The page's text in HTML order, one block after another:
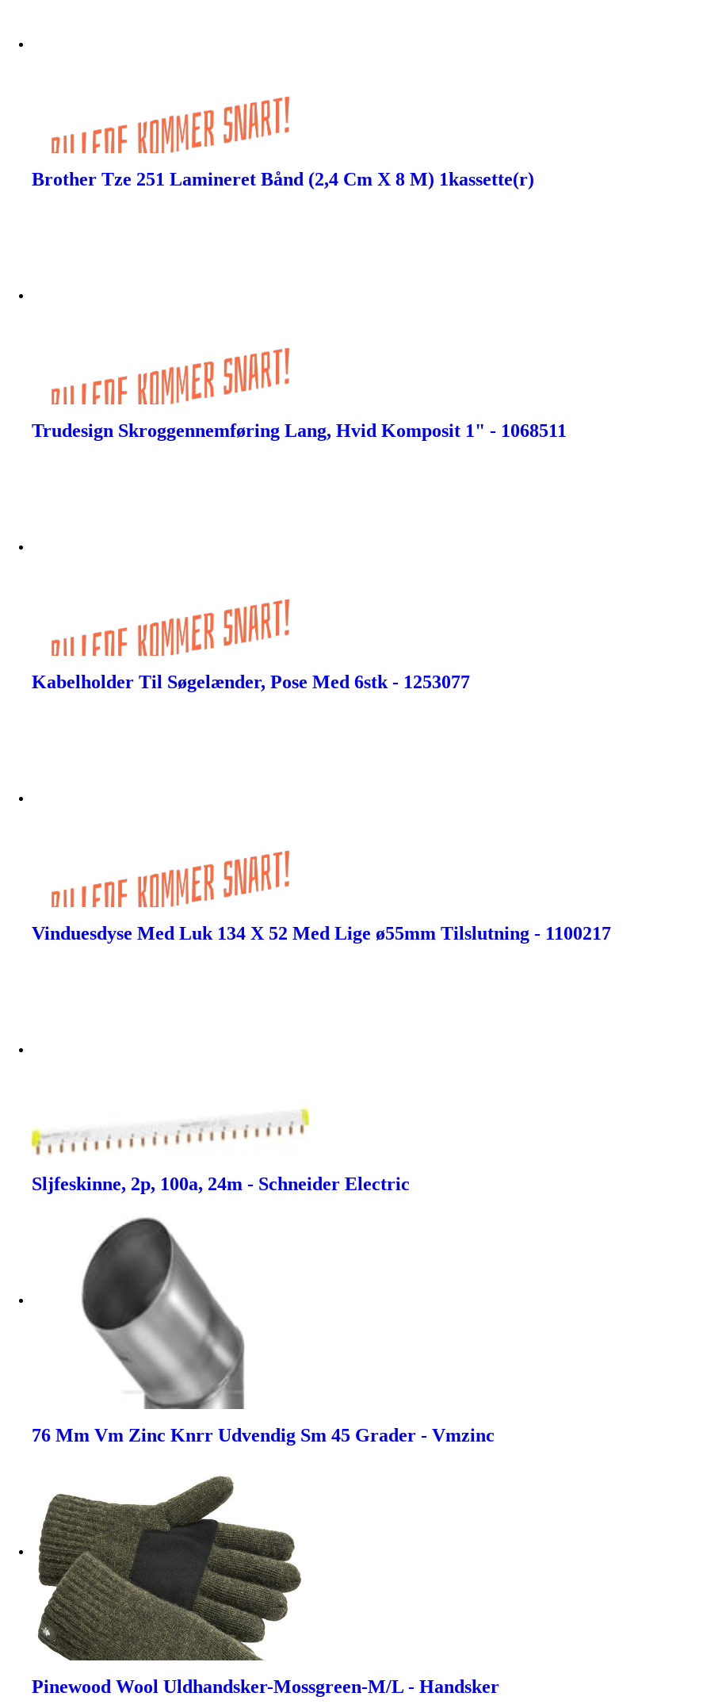
Brother Tze 251 Lamineret Bånd (2,4 Cm X 8 M) 1kassette(r)
Trudesign Skroggennemføring Lang, Hvid Komposit 1" - 1068511
Kabelholder Til Søgelænder, Pose Med 6stk - 1253077
Vinduesdyse Med Luk 134 X 52 Med Lige ø55mm Tilslutning - 1100217
Sljfeskinne, 2p, 100a, 24m - Schneider Electric
76 Mm Vm Zinc Knrr Udvendig Sm 45 Grader - Vmzinc
Pinewood Wool Uldhandsker-Mossgreen-M/L - Handsker